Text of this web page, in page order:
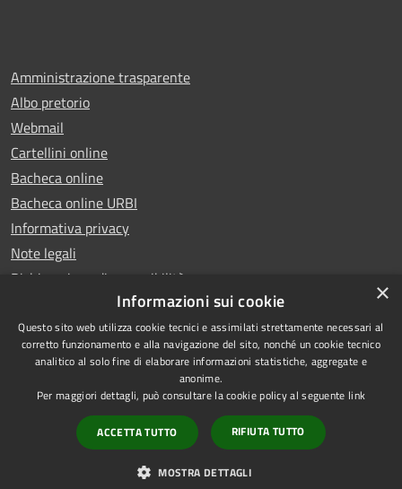
Amministrazione trasparente
Albo pretorio
Webmail
Cartellini online
Bacheca online
Bacheca online URBI
Informativa privacy
Note legali
Dichiarazione di accessibilità
RSS
Accessibilità
Copyright © 2025 Comune di
Ariano Irpino
Powered byMunicipium
Accesso redazione
×
Informazioni sui cookie
Questo sito web utilizza cookie tecnici e assimilati strettamente necessari al
corretto funzionamento e alla navigazione del sito, nonché un cookie tecnico
analitico al solo fine di elaborare informazioni statistiche, aggregate e
anonime.
Per maggiori dettagli, può consultare la cookie policy al seguente link
ACCETTA TUTTO RIFIUTA TUTTO
MOSTRA DETTAGLI